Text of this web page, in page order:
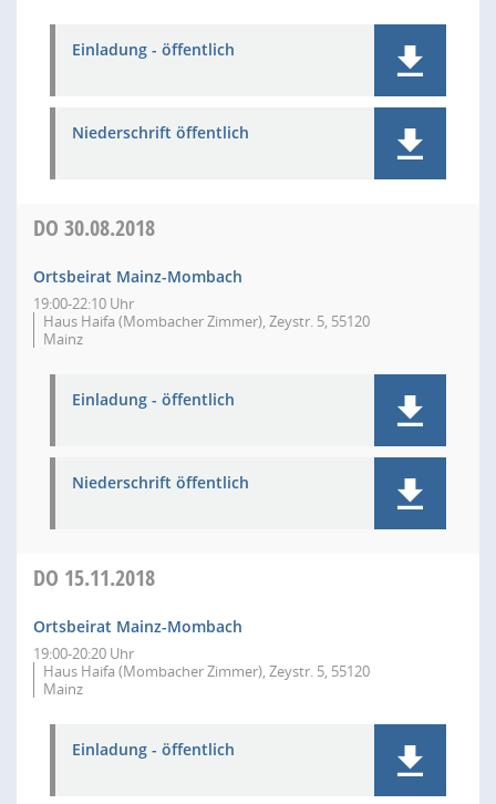
Einladung - öffentlich
Niederschrift öffentlich
DO 30.08.2018
Ortsbeirat Mainz-Mombach
19:00-22:10 Uhr
Haus Haifa (Mombacher Zimmer), Zeystr. 5, 55120
Mainz
Einladung - öffentlich
Niederschrift öffentlich
DO 15.11.2018
Ortsbeirat Mainz-Mombach
19:00-20:20 Uhr
Haus Haifa (Mombacher Zimmer), Zeystr. 5, 55120
Mainz
Einladung - öffentlich